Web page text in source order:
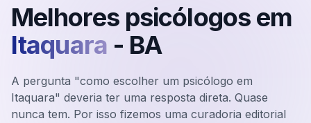
Melhores psicólogos em
Itaquara - BA
A pergunta "como escolher um psicólogo em
Itaquara" deveria ter uma resposta direta. Quase
nunca tem. Por isso fizemos uma curadoria editorial